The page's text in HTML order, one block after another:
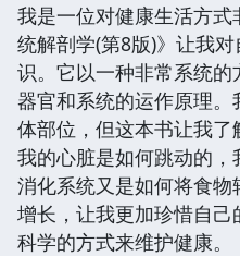
我是一位对健康生活方
统解剖学(第8版)》让我
识。它以一种非常系统
器官和系统的运作原理
体部位，但这本书让我
我的心脏是如何跳动的
消化系统又是如何将食
增长，让我更加珍惜自
科学的方式来维护健康。